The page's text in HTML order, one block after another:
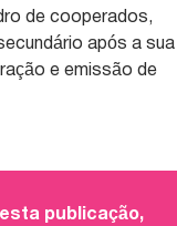
de cooperados,
após a sua
e emissão de
publicação,